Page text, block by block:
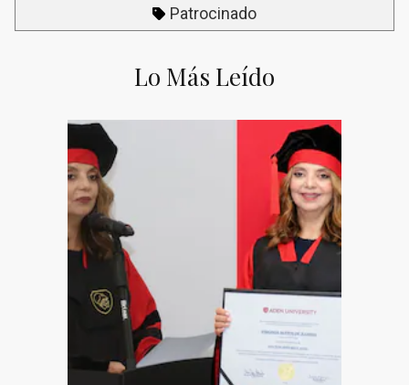
Patrocinado
Lo Más Leído